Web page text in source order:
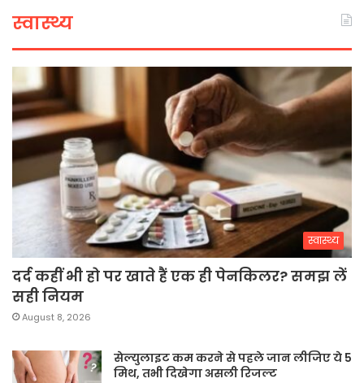
स्वास्थ्य
स्वास्थ्य
दर्द कहीं भी हो पर खाते हैं एक ही पेनकिलर? समझ लें
सही नियम
August 8, 2026
सेल्युलाइट कम करने से पहले जान लीजिए ये 5
मिथ, तभी दिखेगा असली रिजल्ट